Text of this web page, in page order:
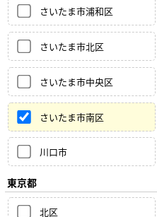
さいたま市浦和区
さいたま市北区
さいたま市中央区
さいたま市南区
川口市
東京都
北区